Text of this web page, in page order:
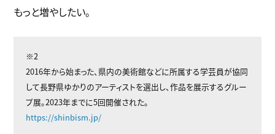
もっと増やしたい。
※2
2016年から始まった、県内の美術館などに所属する学芸員が協同
して長野県ゆかりのアーティストを選出し、作品を展示するグルー
プ展。2023年までに5回開催された。
https://shinbism.jp/